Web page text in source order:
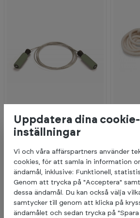
Abilica
5+ I lager (Leveranstid 3-5
dagar)
5+ I
dagar)
Uppdatera dina cookie-
inställningar
Vi och våra affärspartners använder
cookies, för att samla in information
ändamål, inklusive: Funktionell,
Genom att trycka på "Acceptera"
dessa ändamål. Du kan också välja
samtycker till genom att klicka på
ändamålet och sedan trycka på "Spara